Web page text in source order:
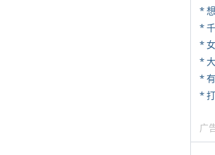
*
*
*
*
广